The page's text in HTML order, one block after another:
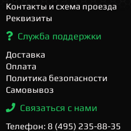
Контакты и схема проезда
Реквизиты
Служба поддержки
Доставка
Оплата
Политика безопасности
Самовывоз
Связаться с нами
Телефон: 8 (495) 235-88-35